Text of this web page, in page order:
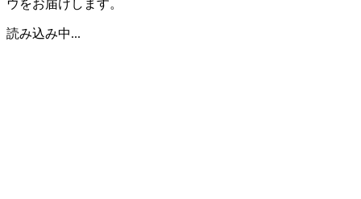
ウをお届けします。
読み込み中...